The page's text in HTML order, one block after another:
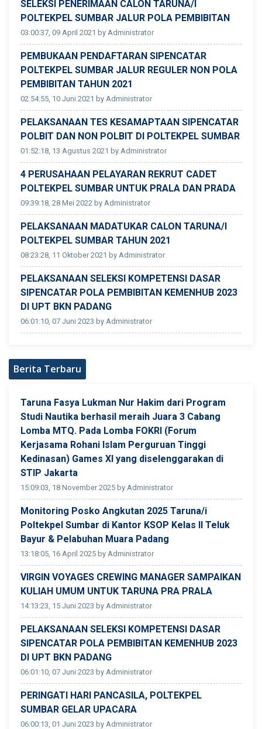
SELEKSI PENERIMAAN CALON TARUNA/I
POLTEKPEL SUMBAR JALUR POLA PEMBIBITAN
03:00:37, 09 April 2021 by Administrator
PEMBUKAAN PENDAFTARAN SIPENCATAR
POLTEKPEL SUMBAR JALUR REGULER NON POLA
PEMBIBITAN TAHUN 2021
02:54:55, 10 Juni 2021 by Administrator
PELAKSANAAN TES KESAMAPTAAN SIPENCATAR
POLBIT DAN NON POLBIT DI POLTEKPEL SUMBAR
01:52:18, 13 Agustus 2021 by Administrator
4 PERUSAHAAN PELAYARAN REKRUT CADET
POLTEKPEL SUMBAR UNTUK PRALA DAN PRADA
09:39:18, 28 Mei 2022 by Administrator
PELAKSANAAN MADATUKAR CALON TARUNA/I
POLTEKPEL SUMBAR TAHUN 2021
08:23:28, 11 Oktober 2021 by Administrator
PELAKSANAAN SELEKSI KOMPETENSI DASAR
SIPENCATAR POLA PEMBIBITAN KEMENHUB 2023
DI UPT BKN PADANG
06:01:10, 07 Juni 2023 by Administrator
Berita Terbaru
Taruna Fasya Lukman Nur Hakim dari Program
Studi Nautika berhasil meraih Juara 3 Cabang
Lomba MTQ. Pada Lomba FOKRI (Forum
Kerjasama Rohani Islam Perguruan Tinggi
Kedinasan) Games XI yang diselenggarakan di
STIP Jakarta
15:09:03, 18 November 2025 by Administrator
Monitoring Posko Angkutan 2025 Taruna/i
Poltekpel Sumbar di Kantor KSOP Kelas II Teluk
Bayur & Pelabuhan Muara Padang
13:18:05, 16 April 2025 by Administrator
VIRGIN VOYAGES CREWING MANAGER SAMPAIKAN
KULIAH UMUM UNTUK TARUNA PRA PRALA
14:13:23, 15 Juni 2023 by Administrator
PELAKSANAAN SELEKSI KOMPETENSI DASAR
SIPENCATAR POLA PEMBIBITAN KEMENHUB 2023
DI UPT BKN PADANG
06:01:10, 07 Juni 2023 by Administrator
PERINGATI HARI PANCASILA, POLTEKPEL
SUMBAR GELAR UPACARA
06:00:13, 01 Juni 2023 by Administrator